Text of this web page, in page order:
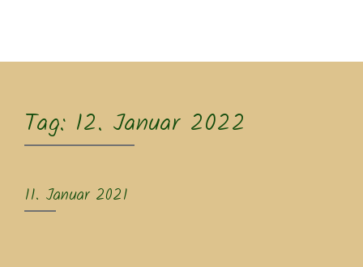
Tag: 12. Januar 2022
11. Januar 2021